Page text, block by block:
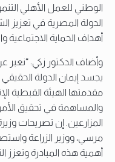
الوطني للعمل الأهلي
الدولة المصرية في تعزيز
أهداف الحماية الاجتماعية
وأضاف الدكتور زكي: “نعبر عن
يجسد إيمان الدولة
مقدمتها الهيئة القبطية
والمساهمة في تحقيق
المزارعين. إن تصريحات
مرسي، ووزير الزراعة
أهمية هذه المبادرة وتعزز